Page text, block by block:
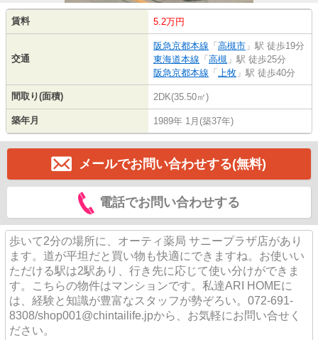
賃料 5.2万円
交通
阪急京都本線 「 高槻市 」駅 徒歩19分
東海道本線 「 高槻 」駅 徒歩25分
阪急京都本線 「 上牧 」駅 徒歩40分
間取り(面積) 2DK(35.50㎡)
築年月 1989年 1月(築37年)
メールでお問い合わせする(無料)
電話でお問い合わせする
歩いて2分の場所に、オーティ薬局 サニープラザ店があり
ます。道が平坦だと買い物も快適にできますね。お使いい
ただける駅は2駅あり、行き先に応じて使い分けができま
す。こちらの物件はマンションです。私達ARI HOMEに
は、経験と知識が豊富なスタッフが勢ぞろい。072-691-
8308/shop001@chintailife.jpから、お気軽にお問い合せく
ださい。